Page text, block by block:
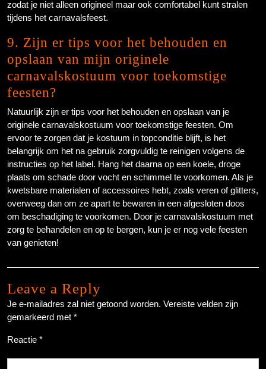
zodat je niet alleen origineel maar ook comfortabel kunt stralen
tijdens het carnavalsfeest.
9. Zijn er tips voor het behouden en
opslaan van mijn originele
carnavalskostuum voor toekomstige
feesten?
Natuurlijk zijn er tips voor het behouden en opslaan van je
originele carnavalskostuum voor toekomstige feesten. Om
ervoor te zorgen dat je kostuum in topconditie blijft, is het
belangrijk om het na gebruik zorgvuldig te reinigen volgens de
instructies op het label. Hang het daarna op een koele, droge
plaats om schade door vocht en schimmel te voorkomen. Als je
kwetsbare materialen of accessoires hebt, zoals veren of glitters,
overweeg dan om ze apart te bewaren in een afgesloten doos
om beschadiging te voorkomen. Door je carnavalskostuum met
zorg te behandelen en op te bergen, kun je er nog vele feesten
van genieten!
Leave a Reply
Je e-mailadres zal niet getoond worden. Vereiste velden zijn
gemarkeerd met *
Reactie *